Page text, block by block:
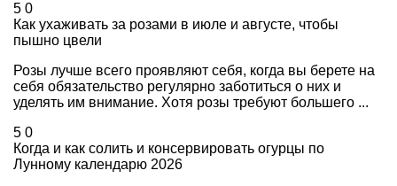
5 0
Как ухаживать за розами в июле и августе, чтобы
пышно цвели
Розы лучше всего проявляют себя, когда вы берете на
себя обязательство регулярно заботиться о них и
уделять им внимание. Хотя розы требуют большего ...
5 0
Когда и как солить и консервировать огурцы по
Лунному календарю 2026